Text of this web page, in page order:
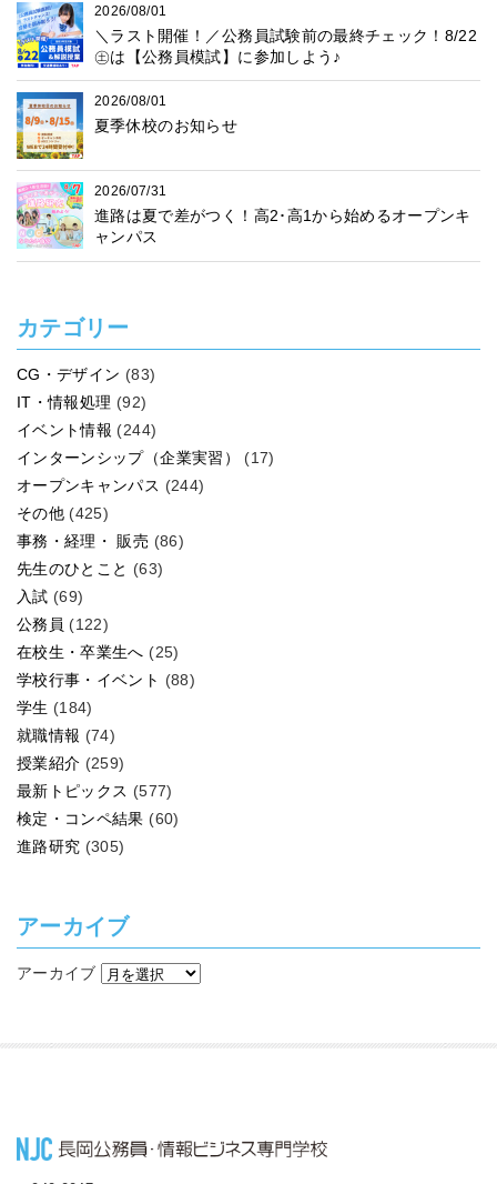
2026/08/01
＼ラスト開催！／公務員試験前の最終チェック！8/22
㊏は【公務員模試】に参加しよう♪
2026/08/01
夏季休校のお知らせ
2026/07/31
進路は夏で差がつく！高2･高1から始めるオープンキ
ャンパス
カテゴリー
CG・デザイン (83)
IT・情報処理 (92)
イベント情報 (244)
インターンシップ（企業実習）
(17)
オープンキャンパス (244)
その他 (425)
事務・経理・ 販売 (86)
先生のひとこと (63)
入試 (69)
公務員 (122)
在校生・卒業生へ (25)
学校行事・イベント (88)
学生 (184)
就職情報 (74)
授業紹介 (259)
最新トピックス (577)
検定・コンペ結果 (60)
進路研究 (305)
アーカイブ
アーカイブ